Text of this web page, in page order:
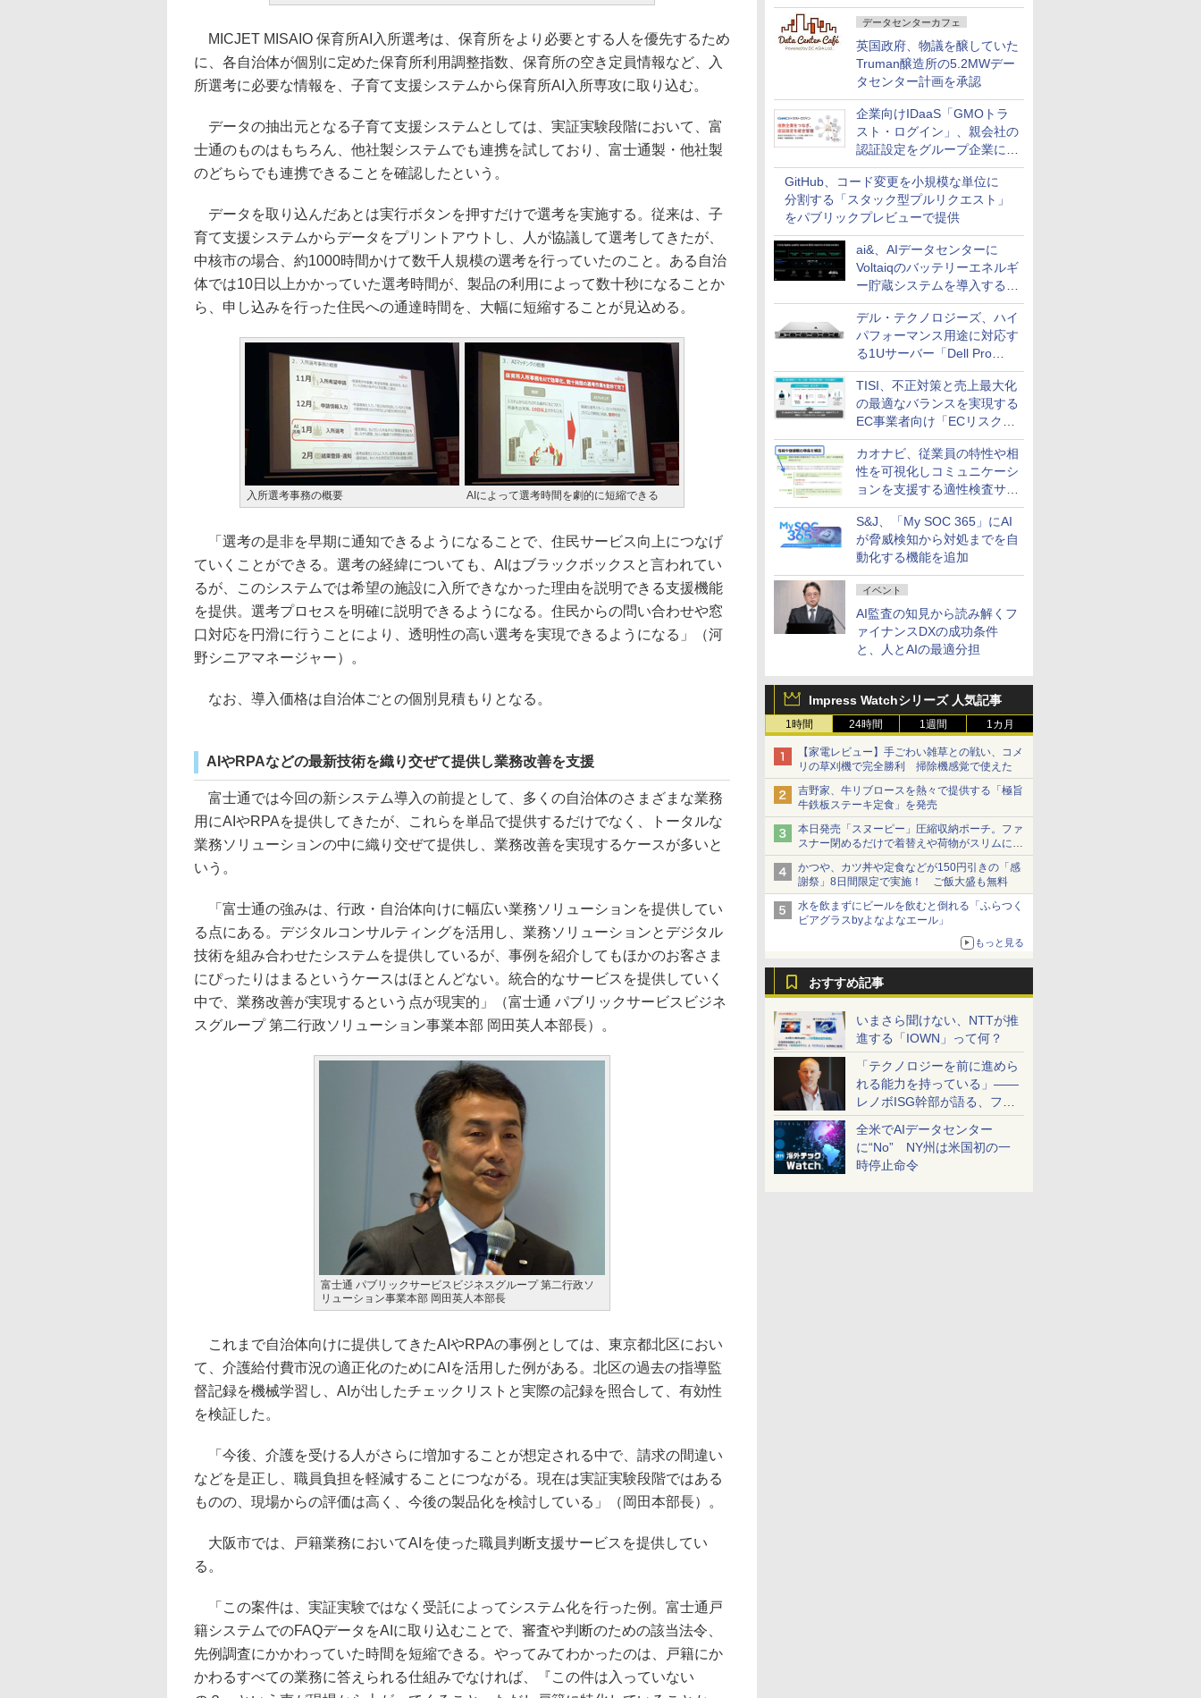
データセンターカフェ
英国政府、物議を醸していた
Truman醸造所の5.2MWデー
タセンター計画を承認
企業向けIDaaS「GMOトラ
スト・ログイン」、親会社の
認証設定をグループ企業に展
開できる新機能を提供
GitHub、コード変更を小規模な単位に
分割する「スタック型プルリクエスト」
をパブリックプレビューで提供
ai&、AIデータセンターに
Voltaiqのバッテリーエネルギ
ー貯蔵システムを導入する計
画を発表
デル・テクノロジーズ、ハイ
パフォーマンス用途に対応す
る1Uサーバー「Dell Pro
Precision 7 R1ラック」を発
売
TISI、不正対策と売上最大化
の最適なバランスを実現する
EC事業者向け「ECリスク対
策設計・運用支援サービス」
カオナビ、従業員の特性や相
性を可視化しコミュニケーシ
ョンを支援する適性検査サー
ビスを提供
S&J、「My SOC 365」にAI
が脅威検知から対処までを自
動化する機能を追加
イベント
AI監査の知見から読み解くフ
ァイナンスDXの成功条件
と、人とAIの最適分担
Impress Watchシリーズ 人気記事
1時間 24時間 1週間 1カ月
【家電レビュー】手ごわい雑草との戦い、コメ
リの草刈機で完全勝利 掃除機感覚で使えた
吉野家、牛リブロースを熱々で提供する「極旨
牛鉄板ステーキ定食」を発売
本日発売「スヌーピー」圧縮収納ポーチ。ファ
スナー閉めるだけで着替えや荷物がスリムにま
とまる
かつや、カツ丼や定食などが150円引きの「感
謝祭」8日間限定で実施！ ご飯大盛も無料
水を飲まずにビールを飲むと倒れる「ふらつく
ビアグラスbyよなよなエール」
もっと見る
おすすめ記事
いまさら聞けない、NTTが推
進する「IOWN」って何？
「テクノロジーを前に進めら
れる能力を持っている」――
レノボISG幹部が語る、フル
スタックと水冷技術の強み
全米でAIデータセンター
に“No” NY州は米国初の一
時停止命令
MICJET MISAIO 保育所AI入所選考は、保育所をより必要とする人を優先するため
に、各自治体が個別に定めた保育所利用調整指数、保育所の空き定員情報など、入
所選考に必要な情報を、子育て支援システムから保育所AI入所専攻に取り込む。
データの抽出元となる子育て支援システムとしては、実証実験段階において、富
士通のものはもちろん、他社製システムでも連携を試しており、富士通製・他社製
のどちらでも連携できることを確認したという。
データを取り込んだあとは実行ボタンを押すだけで選考を実施する。従来は、子
育て支援システムからデータをプリントアウトし、人が協議して選考してきたが、
中核市の場合、約1000時間かけて数千人規模の選考を行っていたのこと。ある自治
体では10日以上かかっていた選考時間が、製品の利用によって数十秒になることか
ら、申し込みを行った住民への通達時間を、大幅に短縮することが見込める。
入所選考事務の概要 AIによって選考時間を劇的に短縮できる
「選考の是非を早期に通知できるようになることで、住民サービス向上につなげ
ていくことができる。選考の経緯についても、AIはブラックボックスと言われてい
るが、このシステムでは希望の施設に入所できなかった理由を説明できる支援機能
を提供。選考プロセスを明確に説明できるようになる。住民からの問い合わせや窓
口対応を円滑に行うことにより、透明性の高い選考を実現できるようになる」（河
野シニアマネージャー）。
なお、導入価格は自治体ごとの個別見積もりとなる。
AIやRPAなどの最新技術を織り交ぜて提供し業務改善を支援
富士通では今回の新システム導入の前提として、多くの自治体のさまざまな業務
用にAIやRPAを提供してきたが、これらを単品で提供するだけでなく、トータルな
業務ソリューションの中に織り交ぜて提供し、業務改善を実現するケースが多いと
いう。
「富士通の強みは、行政・自治体向けに幅広い業務ソリューションを提供してい
る点にある。デジタルコンサルティングを活用し、業務ソリューションとデジタル
技術を組み合わせたシステムを提供しているが、事例を紹介してもほかのお客さま
にぴったりはまるというケースはほとんどない。統合的なサービスを提供していく
中で、業務改善が実現するという点が現実的」（富士通 パブリックサービスビジネ
スグループ 第二行政ソリューション事業本部 岡田英人本部長）。
富士通 パブリックサービスビジネスグループ 第二行政ソ
リューション事業本部 岡田英人本部長
これまで自治体向けに提供してきたAIやRPAの事例としては、東京都北区におい
て、介護給付費市況の適正化のためにAIを活用した例がある。北区の過去の指導監
督記録を機械学習し、AIが出したチェックリストと実際の記録を照合して、有効性
を検証した。
「今後、介護を受ける人がさらに増加することが想定される中で、請求の間違い
などを是正し、職員負担を軽減することにつながる。現在は実証実験段階ではある
ものの、現場からの評価は高く、今後の製品化を検討している」（岡田本部長）。
大阪市では、戸籍業務においてAIを使った職員判断支援サービスを提供してい
る。
「この案件は、実証実験ではなく受託によってシステム化を行った例。富士通戸
籍システムでのFAQデータをAIに取り込むことで、審査や判断のための該当法令、
先例調査にかかわっていた時間を短縮できる。やってみてわかったのは、戸籍にか
かわるすべての業務に答えられる仕組みでなければ、『この件は入っていない